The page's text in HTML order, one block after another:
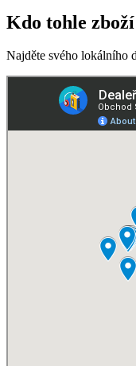
Kdo tohle
Najděte svého lokálního